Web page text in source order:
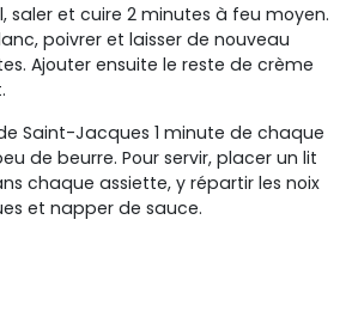
saler et cuire 2 minutes à feu moyen.
poivrer et laisser de nouveau
Ajouter ensuite le reste de crème
Saint-Jacques 1 minute de chaque
de beurre. Pour servir, placer un lit
chaque assiette, y répartir les noix
et napper de sauce.